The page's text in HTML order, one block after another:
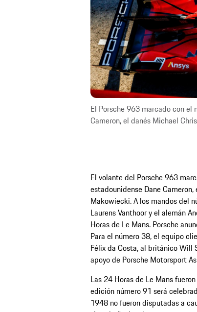
El Porsche 963 marcado con el
Cameron, el danés Michael
El volante del Porsche 963
estadounidense Dane
Makowiecki. A los mandos del
Laurens Vanthoor y el alemán
Horas de Le Mans. Porsche
Para el número 38, el equipo
Félix da Costa, al británico Will
apoyo de Porsche Motorsport
Las 24 Horas de Le Mans
edición número 91 será
1948 no fueron disputadas a